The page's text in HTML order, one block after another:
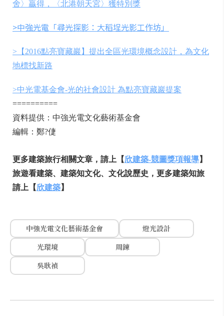
舍〉贏得，〈北港朝天宮〉獲特別獎
>中強光電「尋光探影：大稻埕光影工作坊」
>【2016點亮寶藏巖】提出全區光環境概念設計，為文化
地標找新路
>中光電基金會-光的社會設計 為點亮寶藏巖提案
==========
資料提供：中強光電文化藝術基金會
編輯：鄭?倢
更多建築旅行相關文章，請上【欣建築-競圖獎項報導】
旅遊看建築、建築知文化、文化說歷史，更多建築知旅
請上【欣建築】
中強光電文化藝術基金會
燈光設計
光環境
周鍊
吳耿禎